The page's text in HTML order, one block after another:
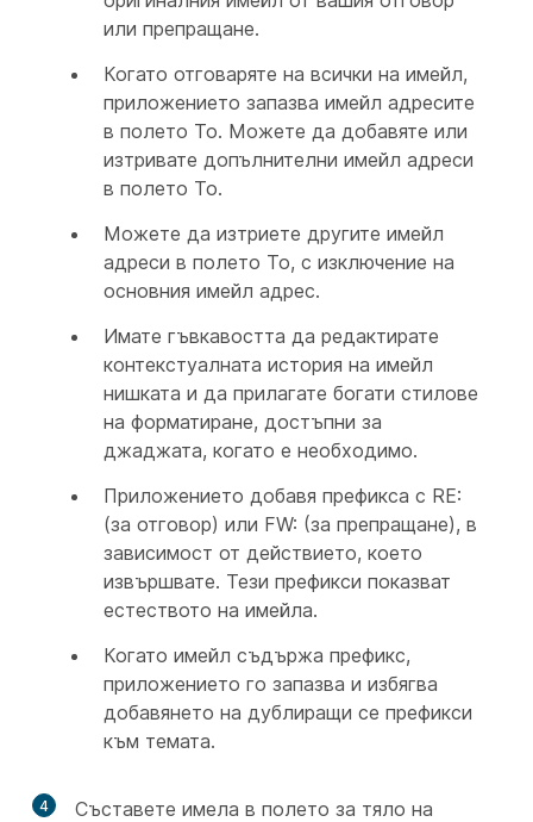
или препращане.
Когато отговаряте на всички на имейл,
приложението запазва имейл адресите
в полето To. Можете да добавяте или
изтривате допълнителни имейл адреси
в полето To.
Можете да изтриете другите имейл
адреси в полето To, с изключение на
основния имейл адрес.
Имате гъвкавостта да редактирате
контекстуалната история на имейл
нишката и да прилагате богати стилове
на форматиране, достъпни за
джаджата, когато е необходимо.
Приложението добавя префикса с RE:
(за отговор) или FW: (за препращане), в
зависимост от действието, което
извършвате. Тези префикси показват
естеството на имейла.
Когато имейл съдържа префикс,
приложението го запазва и избягва
добавянето на дублиращи се префикси
към темата.
4
Съставете имела в полето за тяло на